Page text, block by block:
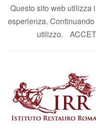
Questo sito web utilizza
esperienza.
utilizzo.
AREA RISERVATA